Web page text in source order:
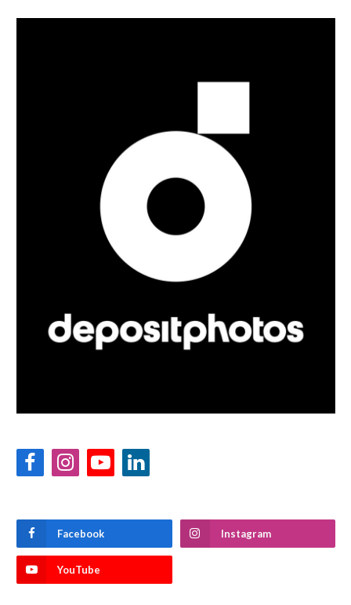
FacebookInstagramYouTubeLinkedIn
Facebook Instagram
YouTube